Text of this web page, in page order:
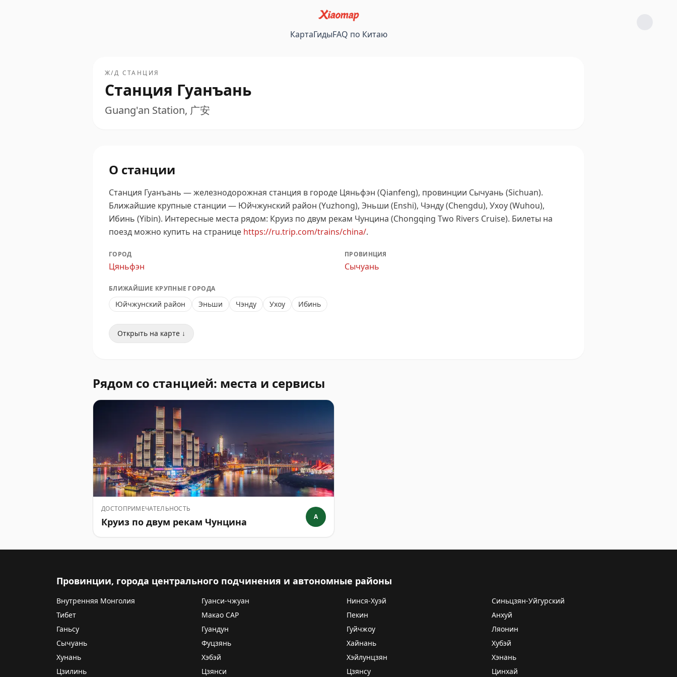
КартаГидыFAQ по Китаю
Ж/Д СТАНЦИЯ
Станция Гуанъань
Guang'an Station, 广安
О станции
Станция Гуанъань — железнодорожная станция в городе Цяньфэн (Qianfeng), провинции Сычуань (Sichuan).
Ближайшие крупные станции — Юйчжунский район (Yuzhong), Эньши (Enshi), Чэнду (Chengdu), Ухоу (Wuhou),
Ибинь (Yibin). Интересные места рядом: Круиз по двум рекам Чунцина (Chongqing Two Rivers Cruise). Билеты на
поезд можно купить на странице https://ru.trip.com/trains/china/.
ГОРОД
Цяньфэн
ПРОВИНЦИЯ
Сычуань
БЛИЖАЙШИЕ КРУПНЫЕ ГОРОДА
Юйчжунский район Эньши Чэнду Ухоу Ибинь
Открыть на карте ↓
Рядом со станцией: места и сервисы
ДОСТОПРИМЕЧАТЕЛЬНОСТЬ
Круиз по двум рекам Чунцина A
Провинции, города центрального подчинения и автономные районы
Внутренняя Монголия Гуанси-чжуан Нинся-Хуэй
Синьцзян-Уйгурский
Тибет
Макао САР Пекин
Анхуй
Ганьсу
Гуандун Гуйчжоу
Ляонин
Сычуань
Фуцзянь Хайнань
Хубэй
Хунань
Хэбэй Хэйлунцзян
Хэнань
Цзилинь
Цзянси Цзянсу Цинхай